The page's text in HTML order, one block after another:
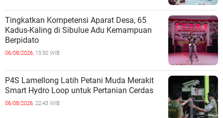
Tingkatkan Kompetensi Aparat Desa, 65
Kadus-Kaling di Sibulue Adu Kemampuan
Berpidato
06/08/2026, 15:50 WIB
P4S Lamellong Latih Petani Muda Merakit
Smart Hydro Loop untuk Pertanian Cerdas
06/08/2026, 22:43 WIB